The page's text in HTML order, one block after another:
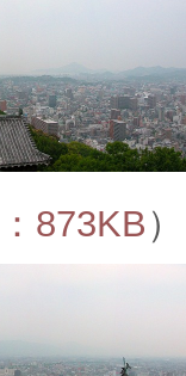
873KB ）